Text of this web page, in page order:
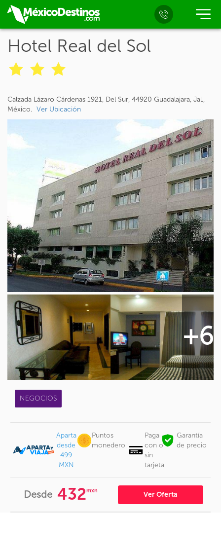
Hotel Real del Sol
Calzada Lázaro Cárdenas 1921, Del Sur, 44920 Guadalajara, Jal.,
México. Ver Ubicación
+6
NEGOCIOS
Aparta
desde
499
MXN
Puntos
monedero
Paga
con o
sin
tarjeta
Garantía
de precio
Desde 432mxn Ver Oferta